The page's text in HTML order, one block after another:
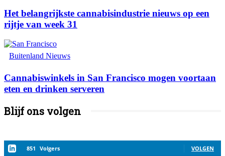
Het belangrijkste cannabisindustrie nieuws op een
rijtje van week 31
Buitenland Nieuws
Cannabiswinkels in San Francisco mogen voortaan
eten en drinken serveren
Blijf ons volgen
851 Volgers
VOLGEN